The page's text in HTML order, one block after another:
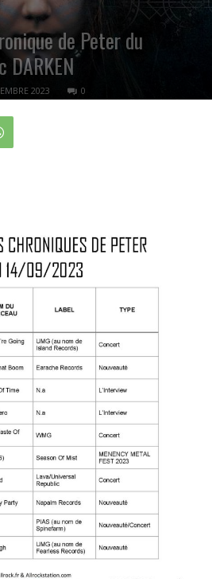
de Peter du
2023 0